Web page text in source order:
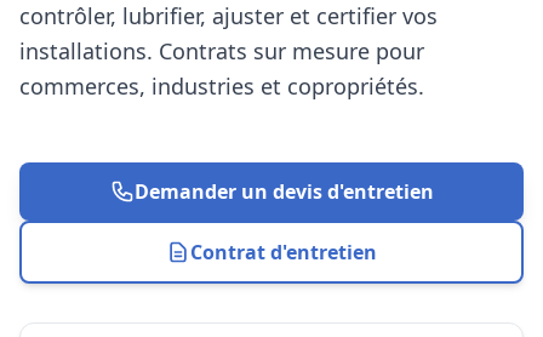
contrôler, lubrifier, ajuster et certifier vos
installations. Contrats sur mesure pour
commerces, industries et copropriétés.
Demander un devis d'entretien
Contrat d'entretien